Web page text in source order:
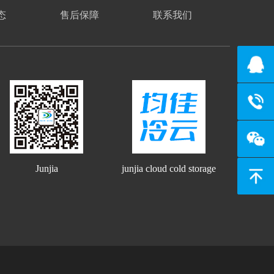
售后保障 联系我们
Junjia junjia cloud cold storage
返回顶